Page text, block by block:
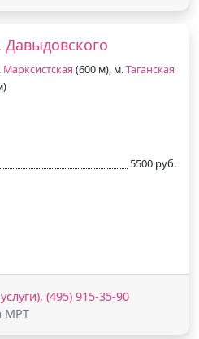
Марксистская (600 м), м.Таганская
5500 руб.
(495) 915-35-90
МРТ